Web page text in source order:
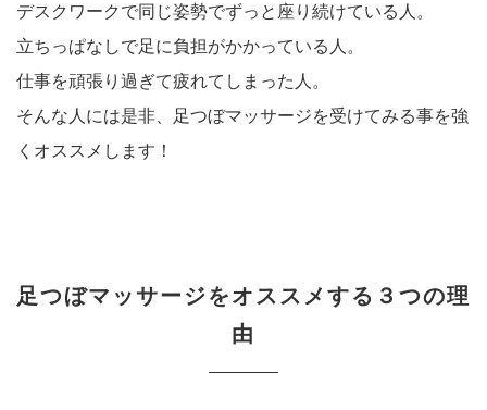
デスクワークで同じ姿勢でずっと座り続けている人。
立ちっぱなしで足に負担がかかっている人。
仕事を頑張り過ぎて疲れてしまった人。
そんな人には是非、足つぼマッサージを受けてみる事を強
くオススメします！
足つぼマッサージをオススメする３つの理
由